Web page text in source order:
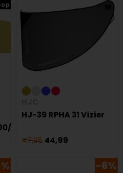
S900/Openline
HJ-39 RPHA 31 Vizier
47,95 44,99
-6%